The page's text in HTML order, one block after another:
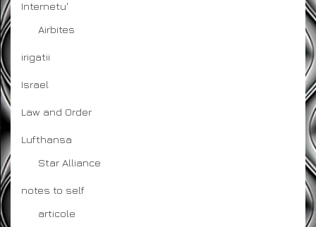
Internetu'
Airbites
irigatii
Israel
Law and Order
Lufthansa
Star Alliance
notes to self
articole